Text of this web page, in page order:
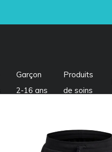
Garçon
2-16 ans
Produits
de soins